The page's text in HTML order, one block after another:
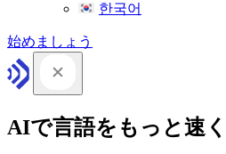
한국어
始めましょう
AIで言語をもっと速